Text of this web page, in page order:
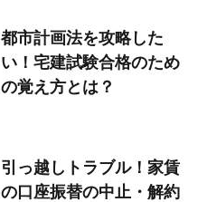
都市計画法を攻略した
い！宅建試験合格のため
の覚え方とは？
引っ越しトラブル！家賃
の口座振替の中止・解約